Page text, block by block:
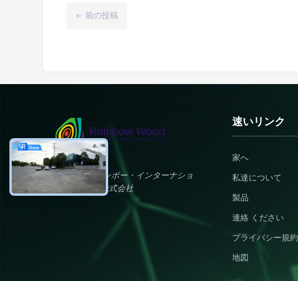
前の投稿
チェン州 レインボー・インターナショ
ナル・ウッド株式会社
速いリンク
家へ
私達について
製品
連絡 ください
プライバシー規約
地図